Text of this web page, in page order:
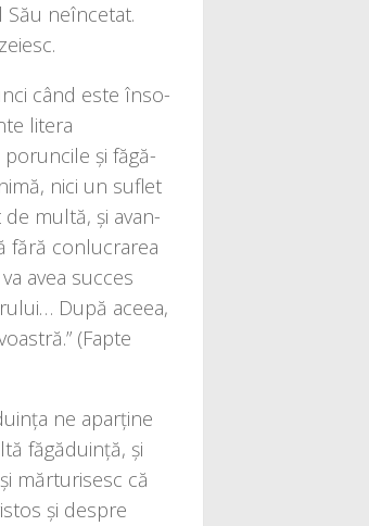
neîn­ce­tat.
când este înso­
lite­ra
porun­ci­le și făgă­
nici un suflet
de mul­tă, și avan­
fără con­lu­cra­rea
avea suc­ces
După ace­ea,
(Fapte
ne apar­ți­ne
făgă­du­in­ță, și
măr­tu­ri­sesc că
și des­pre